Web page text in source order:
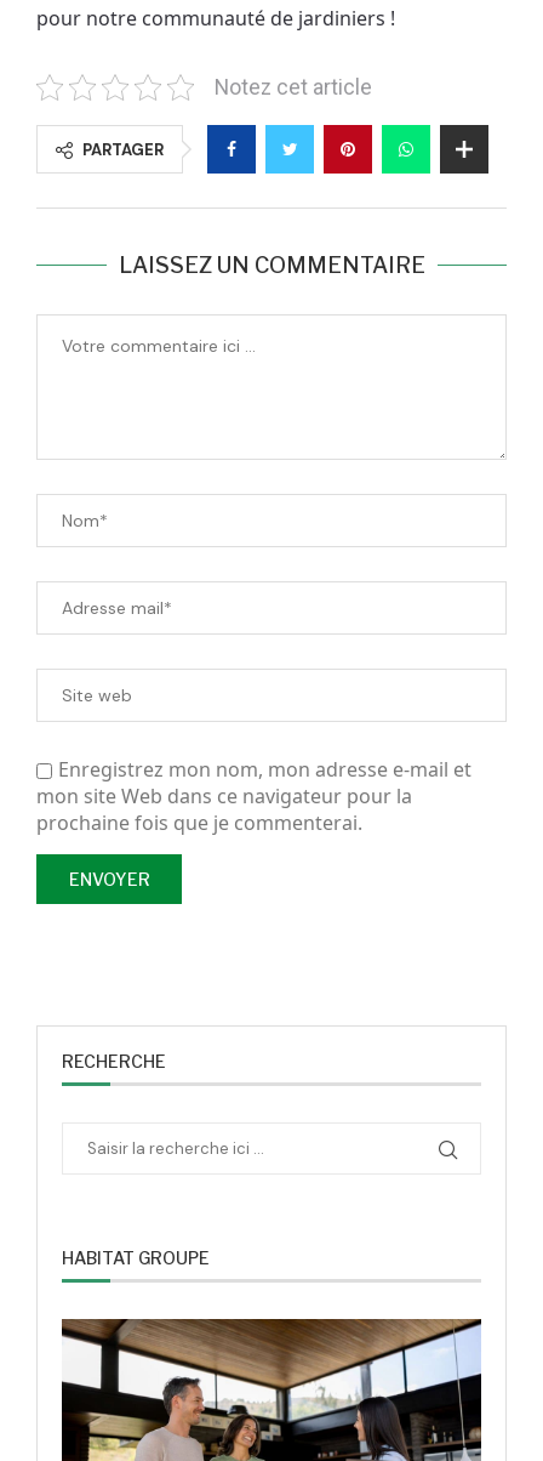
pour notre communauté de jardiniers !
Notez cet article
PARTAGER
LAISSEZ UN COMMENTAIRE
Enregistrez mon nom, mon adresse e-mail et
mon site Web dans ce navigateur pour la
prochaine fois que je commenterai.
RECHERCHE
HABITAT GROUPE